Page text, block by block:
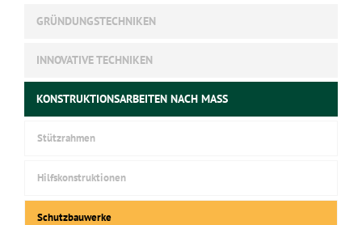
GRÜNDUNGSTECHNIKEN
INNOVATIVE TECHNIKEN
KONSTRUKTIONSARBEITEN NACH MASS
Stützrahmen
Hilfskonstruktionen
Schutzbauwerke